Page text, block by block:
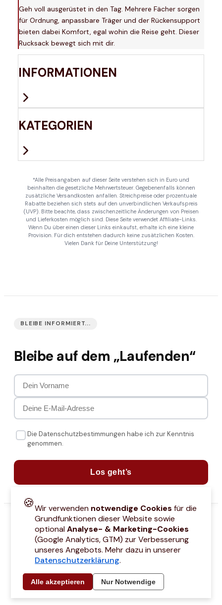
Geh voll ausgerüstet in den Tag. Mehrere Fächer sorgen
für Ordnung, anpassbare Träger und der Rückensupport
bieten dabei Komfort, egal wohin die Reise geht. Dieser
Rucksack bewegt sich mit dir.
INFORMATIONEN
KATEGORIEN
*Alle Preisangaben auf dieser Seite verstehen sich in Euro und
beinhalten die gesetzliche Mehrwertsteuer. Gegebenenfalls können
zusätzliche Versandkosten anfallen. Streichpreise oder prozentuale
Rabatte beziehen sich stets auf den unverbindlichen Verkaufspreis
(UVP). Bitte beachte, dass zwischenzeitliche Änderungen von Preisen
und Lieferkosten möglich sind. Diese Seite verwendet Affiliate-Links.
Wenn Du über einen dieser Links einkaufst, erhalte ich eine kleine
Provision. Für dich entstehen dadurch keine zusätzlichen Kosten.
Vielen Dank für Deine Unterstützung!
BLEIBE INFORMIERT...
Bleibe auf dem „Laufenden“
Die Datenschutzbestimmungen habe ich zur Kenntnis
genommen.
Los geht’s
© 2021 –
by Joyce Hübner | All Rights Reserved
🍪Wir verwenden notwendige Cookies für die
Grundfunktionen dieser Website sowie
optionalAnalyse- & Marketing-Cookies
(Google Analytics, GTM) zur Verbesserung
unseres Angebots. Mehr dazu in unserer
Datenschutzerklärung.
Alle akzeptieren Nur Notwendige